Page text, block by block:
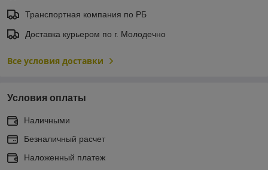
Транспортная компания по РБ
Доставка курьером по г. Молодечно
Все условия доставки
Условия оплаты
Наличными
Безналичный расчет
Наложенный платеж